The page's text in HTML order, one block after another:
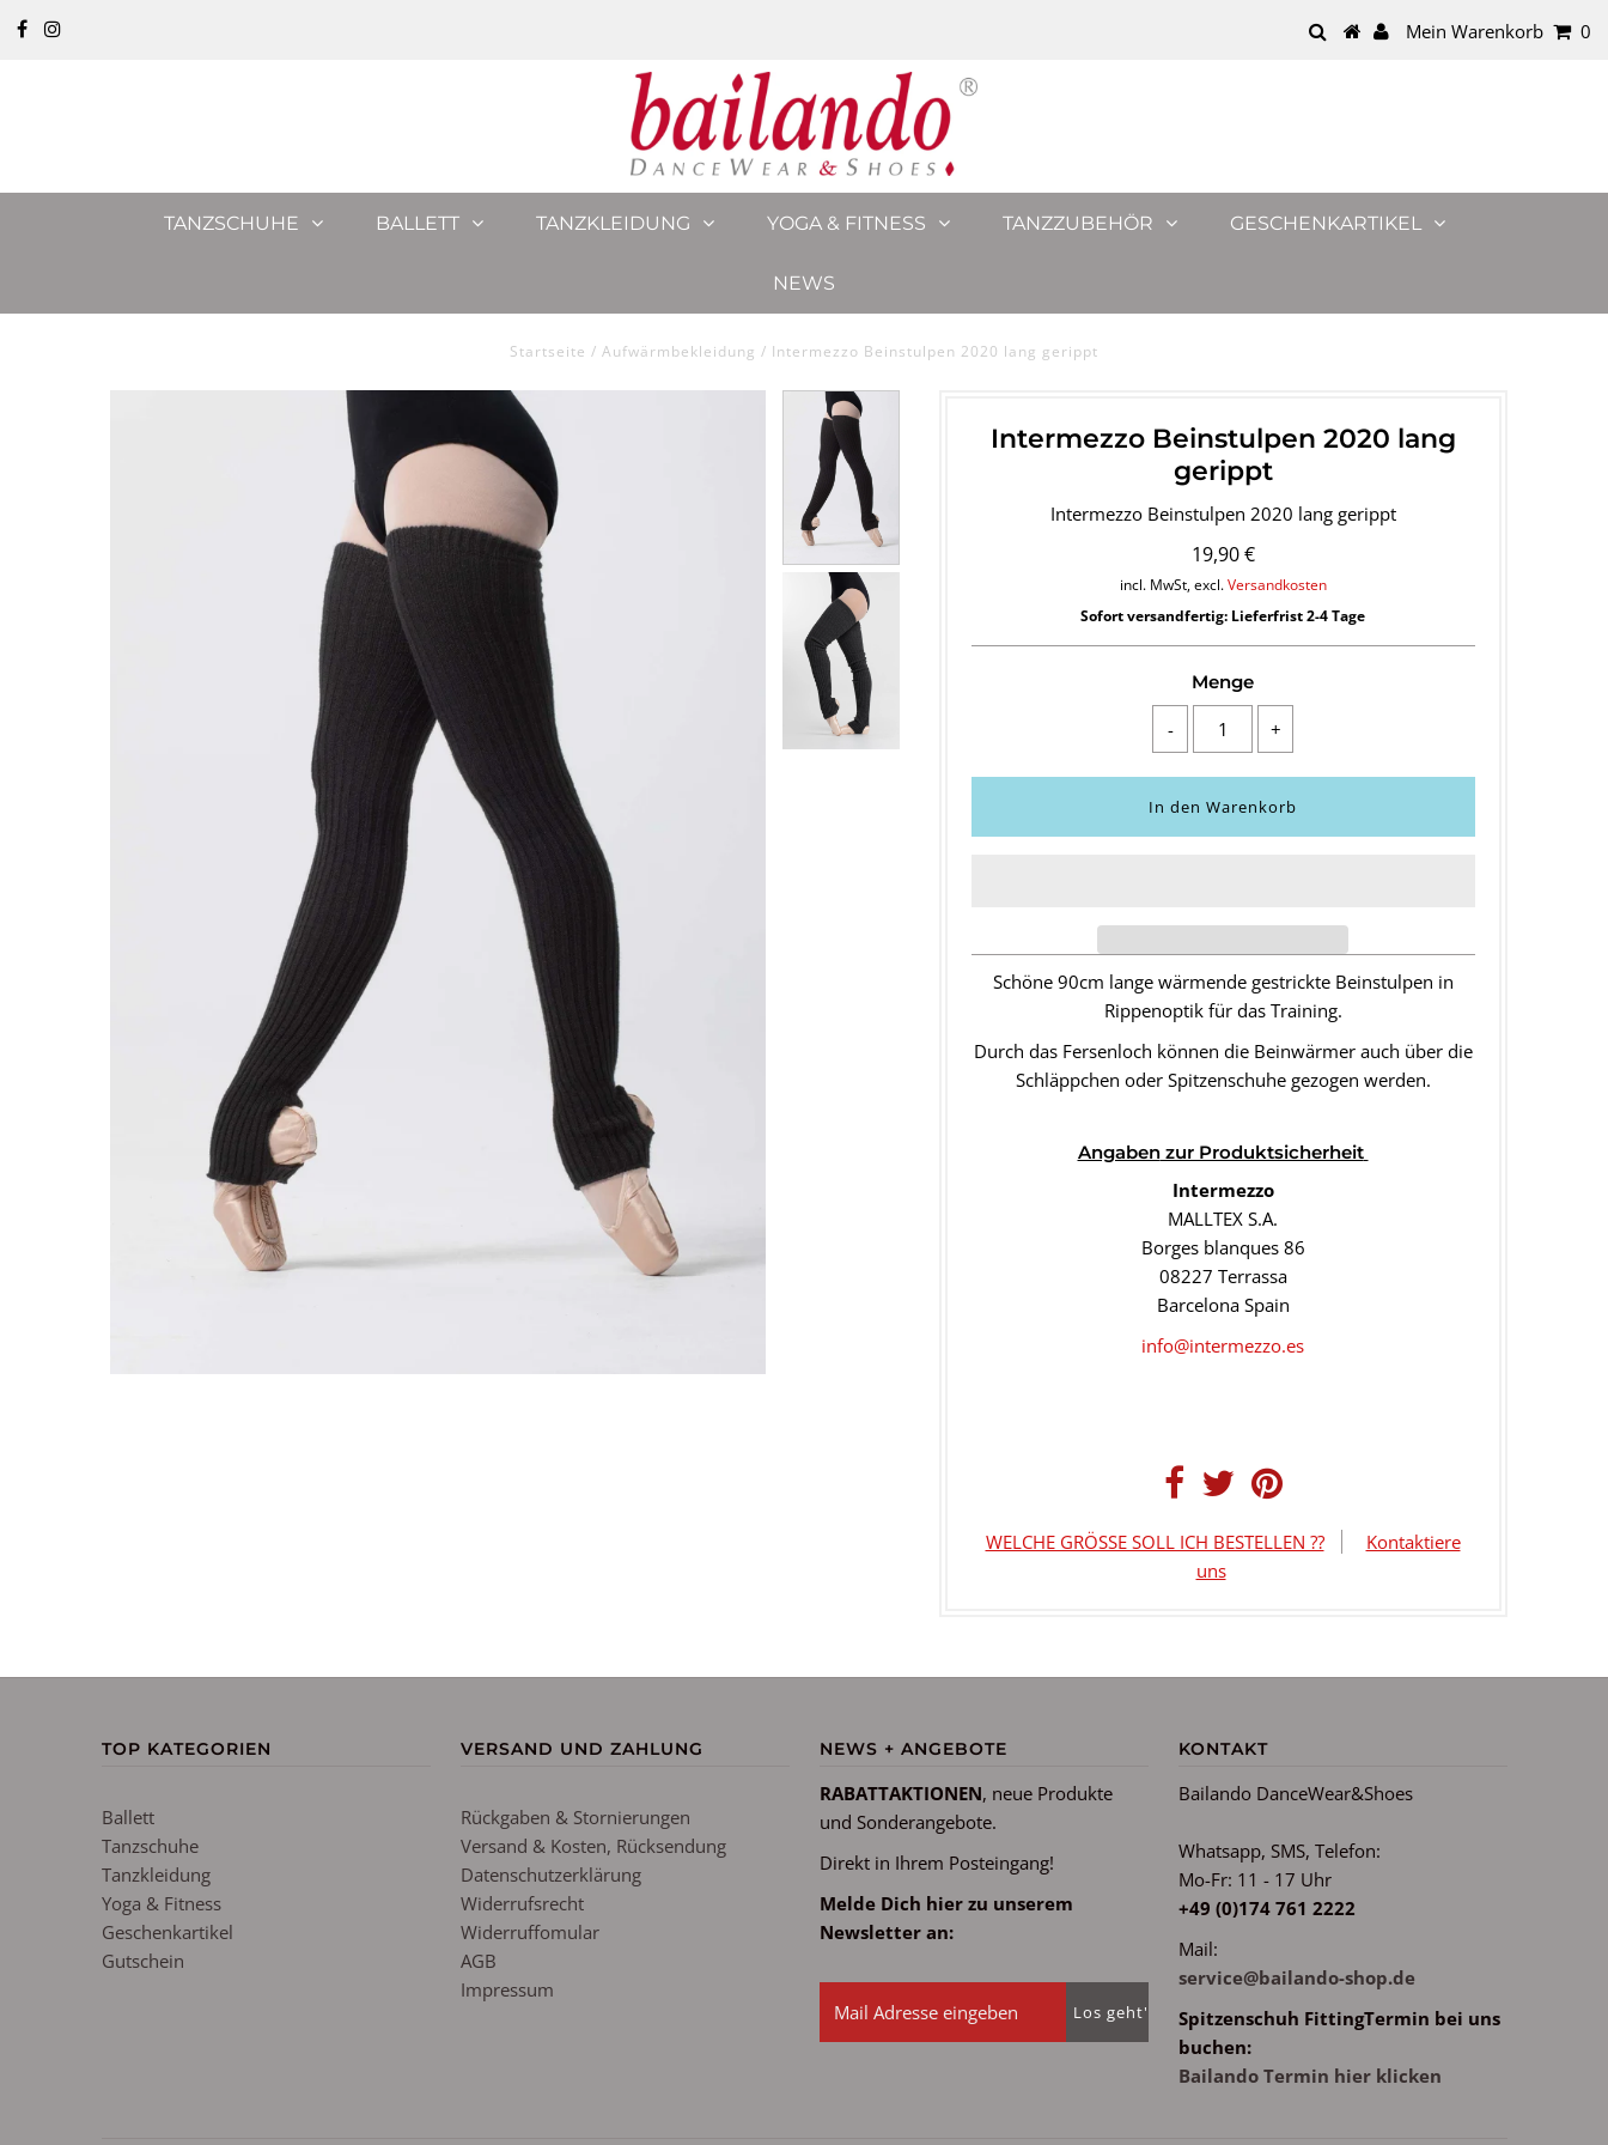
Mein Warenkorb 0
TANZSCHUHE BALLETT TANZKLEIDUNG YOGA & FITNESS TANZZUBEHÖR GESCHENKARTIKEL
NEWS
Startseite / Aufwärmbekleidung / Intermezzo Beinstulpen 2020 lang gerippt
Intermezzo Beinstulpen 2020 lang
gerippt
Intermezzo Beinstulpen 2020 lang gerippt
19,90 €
incl. MwSt, excl.Versandkosten
Sofort versandfertig: Lieferfrist 2-4 Tage
Menge
- +
Schöne 90cm lange wärmende gestrickte Beinstulpen in
Rippenoptik für das Training.
Durch das Fersenloch können die Beinwärmer auch über die
Schläppchen oder Spitzenschuhe gezogen werden.
Angabenzur Produktsicherheit
Intermezzo
MALLTEX S.A.
Borges blanques 86
08227 Terrassa
Barcelona Spain
info@intermezzo.es
WELCHE GRÖSSE SOLL ICH BESTELLEN ??
Kontaktiere
uns
TOP KATEGORIEN
Ballett
Tanzschuhe
Tanzkleidung
Yoga & Fitness
Geschenkartikel
Gutschein
VERSAND UND ZAHLUNG
Rückgaben & Stornierungen
Versand & Kosten, Rücksendung
Datenschutzerklärung
Widerrufsrecht
Widerruffomular
AGB
Impressum
NEWS + ANGEBOTE
RABATTAKTIONEN, neue Produkte
und Sonderangebote.
Direkt in Ihrem Posteingang!
Melde Dich hier zu unserem
Newsletter an:
KONTAKT
Bailando DanceWear&Shoes
Whatsapp, SMS, Telefon:
Mo-Fr: 11 - 17 Uhr
+49 (0)174 761 2222
Mail:
service@bailando-shop.de
Spitzenschuh FittingTermin bei uns
buchen:
Bailando Termin hier klicken